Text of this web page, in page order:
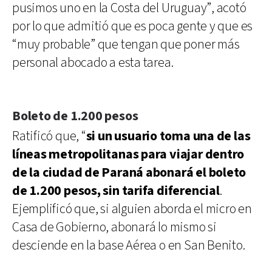
pusimos uno en la Costa del Uruguay”, acotó
por lo que admitió que es poca gente y que es
“muy probable” que tengan que poner más
personal abocado a esta tarea.
Boleto de 1.200 pesos
Ratificó que, “si un usuario toma una de las
líneas metropolitanas para viajar dentro
de la ciudad de Paraná abonará el boleto
de 1.200 pesos, sin tarifa diferencial.
Ejemplificó que, si alguien aborda el micro en
Casa de Gobierno, abonará lo mismo si
desciende en la base Aérea o en San Benito.